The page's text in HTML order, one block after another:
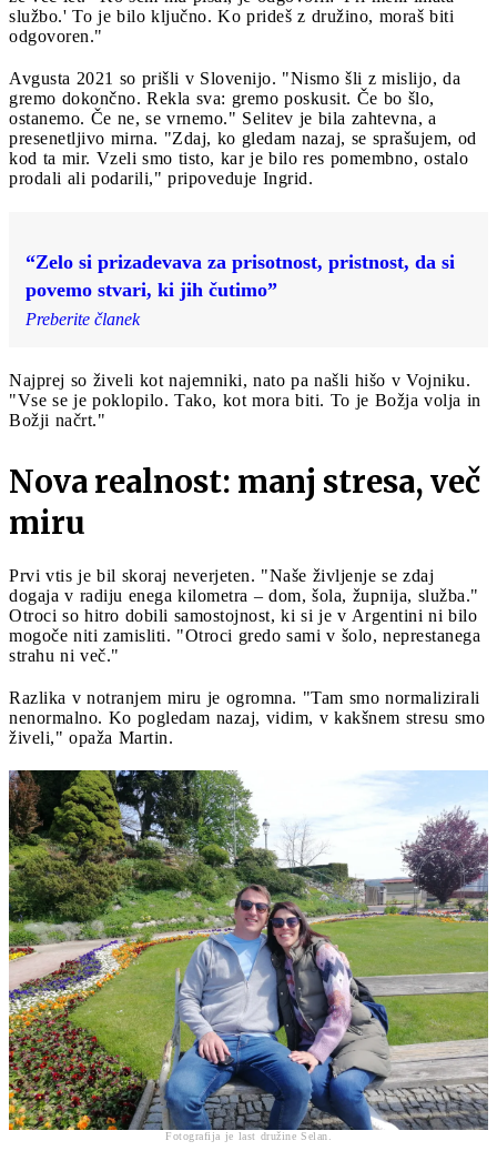
službo.' To je bilo ključno. Ko prideš z družino, moraš biti
odgovoren."
Avgusta 2021 so prišli v Slovenijo. "Nismo šli z mislijo, da
gremo dokončno. Rekla sva: gremo poskusit. Če bo šlo,
ostanemo. Če ne, se vrnemo." Selitev je bila zahtevna, a
presenetljivo mirna. "Zdaj, ko gledam nazaj, se sprašujem, od
kod ta mir. Vzeli smo tisto, kar je bilo res pomembno, ostalo
prodali ali podarili," pripoveduje Ingrid.
“Zelo si prizadevava za prisotnost, pristnost, da si
povemo stvari, ki jih čutimo”
Preberite članek
Najprej so živeli kot najemniki, nato pa našli hišo v Vojniku.
"Vse se je poklopilo. Tako, kot mora biti. To je Božja volja in
Božji načrt."
Nova realnost: manj stresa, več
miru
Prvi vtis je bil skoraj neverjeten. "Naše življenje se zdaj
dogaja v radiju enega kilometra – dom, šola, župnija, služba."
Otroci so hitro dobili samostojnost, ki si je v Argentini ni bilo
mogoče niti zamisliti. "Otroci gredo sami v šolo, neprestanega
strahu ni več."
Razlika v notranjem miru je ogromna. "Tam smo normalizirali
nenormalno. Ko pogledam nazaj, vidim, v kakšnem stresu smo
živeli," opaža Martin.
Fotografija je last družine Selan.